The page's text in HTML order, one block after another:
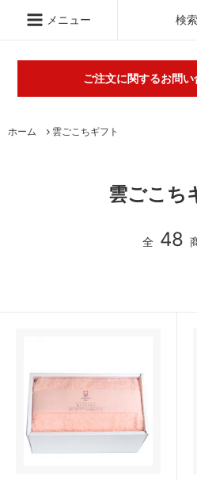
ご注文に関するお問
関するご不明な点は（
メニュー 検索
ホーム 雲ごこちギフト
雲ごこち
全 48